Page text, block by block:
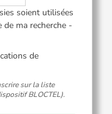
soient utilisées
de ma recherche -
de
sur la liste
BLOCTEL).